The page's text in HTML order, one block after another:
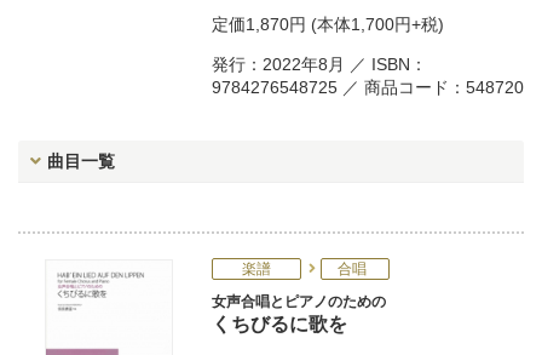
定価1,870円 (本体1,700円+税)
発行：2022年8月 ／ ISBN：
9784276548725 ／ 商品コード：548720
曲目一覧
楽譜
合唱
女声合唱とピアノのための
くちびるに歌を